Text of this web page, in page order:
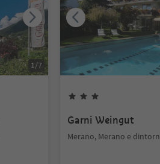
1/7
Garni Weingut
Merano, Merano e